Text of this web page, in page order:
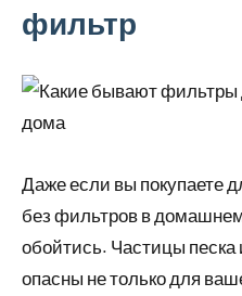
фильтр
Даже если вы покупаете
без фильтров в
обойтись. Частицы
опасны не только для